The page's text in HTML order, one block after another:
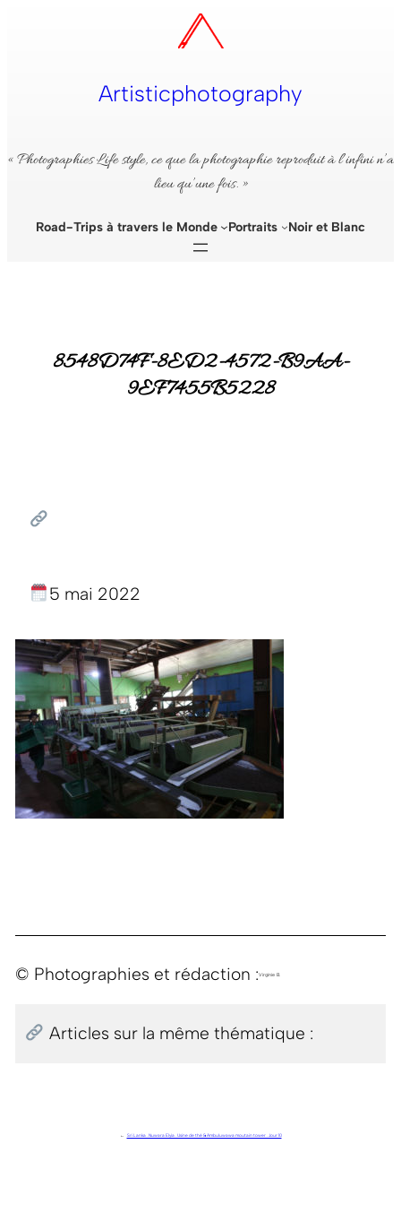
Artisticphotography
« Photographies Life style, ce que la photographie reproduit à l’infini n’a
lieu qu’une fois. »
Road-Trips à travers le Monde Portraits Noir et Blanc
8548D74F-8ED2-4572-B9AA-
9EF7455B5228
5 mai 2022
© Photographies et rédaction :Virginie B.
Articles sur la même thématique :
← Sri Lanka . Nuwara Elyia . Usine de thé & Ambuluwawa moutain tower . Jour 10